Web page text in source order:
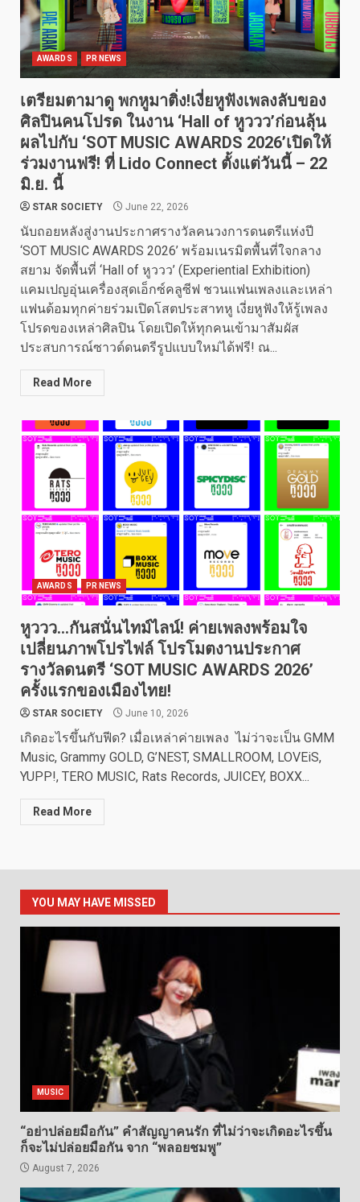
AWARDS PR NEWS
เตรียมตามาดู พกหูมาติ่ง!เงี่ยหูฟังเพลงลับของ
ศิลปินคนโปรด ในงาน ‘Hall of หูววว’ก่อนลุ้น
ผลไปกับ ‘SOT MUSIC AWARDS 2026’เปิดให้
ร่วมงานฟรี! ที่ Lido Connect ตั้งแต่วันนี้ – 22
มิ.ย. นี้
STAR SOCIETY June 22, 2026
นับถอยหลังสู่งานประกาศรางวัลคนวงการดนตรีแห่งปี
‘SOT MUSIC AWARDS 2026’ พร้อมเนรมิตพื้นที่ใจกลาง
สยาม จัดพื้นที่ ‘Hall of หูววว’ (Experiential Exhibition)
แคมเปญอุ่นเครื่องสุดเอ็กซ์คลูซีฟ ชวนแฟนเพลงและเหล่า
แฟนด้อมทุกค่ายร่วมเปิดโสตประสาทหู เงี่ยหูฟังให้รู้เพลง
โปรดของเหล่าศิลปิน โดยเปิดให้ทุกคนเข้ามาสัมผัส
ประสบการณ์ซาวด์ดนตรีรูปแบบใหม่ได้ฟรี! ณ...
Read More
AWARDS PR NEWS
หูววว…กันสนั่นไทม์ไลน์! ค่ายเพลงพร้อมใจ
เปลี่ยนภาพโปรไฟล์ โปรโมตงานประกาศ
รางวัลดนตรี ‘SOT MUSIC AWARDS 2026’
ครั้งแรกของเมืองไทย!
STAR SOCIETY June 10, 2026
เกิดอะไรขึ้นกับฟีด? เมื่อเหล่าค่ายเพลง ไม่ว่าจะเป็น GMM
Music, Grammy GOLD, G’NEST, SMALLROOM, LOVEiS,
YUPP!, TERO MUSIC, Rats Records, JUICEY, BOXX...
Read More
YOU MAY HAVE MISSED
MUSIC
“อย่าปล่อยมือกัน” คำสัญญาคนรัก ที่ไม่ว่าจะเกิดอะไรขึ้น
ก็จะไม่ปล่อยมือกัน จาก “พลอยชมพู”
August 7, 2026